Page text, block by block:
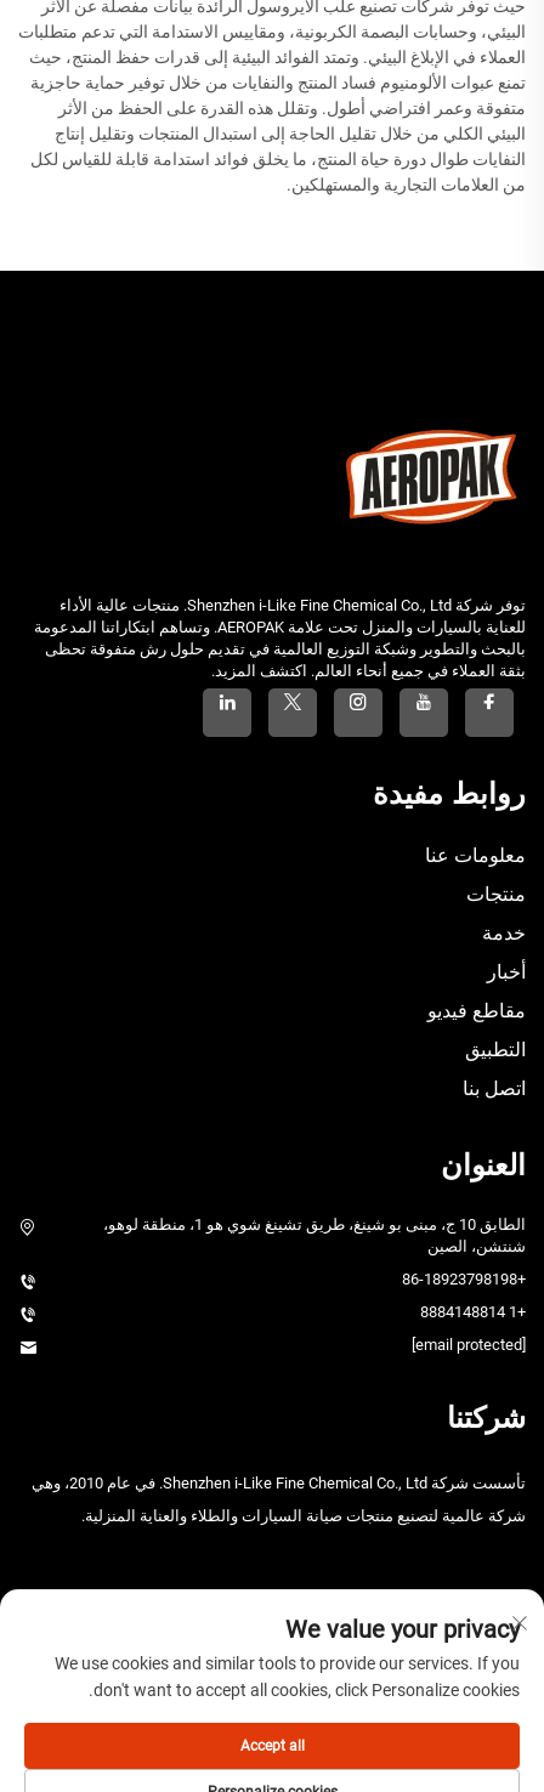
حيث توفر شركات تصنيع علب الأيروسول الرائدة بيانات مفصلة عن الأثر
البيئي، وحسابات البصمة الكربونية، ومقاييس الاستدامة التي تدعم متطلبات
العملاء في الإبلاغ البيئي. وتمتد الفوائد البيئية إلى قدرات حفظ المنتج، حيث
تمنع عبوات الألومنيوم فساد المنتج والنفايات من خلال توفير حماية حاجزية
متفوقة وعمر افتراضي أطول. وتقلل هذه القدرة على الحفظ من الأثر
البيئي الكلي من خلال تقليل الحاجة إلى استبدال المنتجات وتقليل إنتاج
النفايات طوال دورة حياة المنتج، ما يخلق فوائد استدامة قابلة للقياس لكل
من العلامات التجارية والمستهلكين.
توفر شركة Shenzhen i-Like Fine Chemical Co., Ltd. منتجات عالية الأداء
للعناية بالسيارات والمنزل تحت علامة AEROPAK. وتساهم ابتكاراتنا المدعومة
بالبحث والتطوير وشبكة التوزيع العالمية في تقديم حلول رش متفوقة تحظى
بثقة العملاء في جميع أنحاء العالم. اكتشف المزيد.
روابط مفيدة
معلومات عنا
منتجات
خدمة
أخبار
مقاطع فيديو
التطبيق
اتصل بنا
العنوان
الطابق 10 ج، مبنى بو شينغ، طريق تشينغ شوي هو 1، منطقة لوهو،
شنتشن، الصين
+86-18923798198
+1 8884148814
شركتنا
تأسست شركة Shenzhen i-Like Fine Chemical Co., Ltd. في عام 2010، وهي
شركة عالمية لتصنيع منتجات صيانة السيارات والطلاء والعناية المنزلية.
حقوق الطبع والنشر © 2025 شركة شنتشن آي-لايك للصناعات الكيميائية
We value your privacy
We use cookies and similar tools to provide our services. If you
don't want to accept all cookies, click Personalize cookies.
Accept all